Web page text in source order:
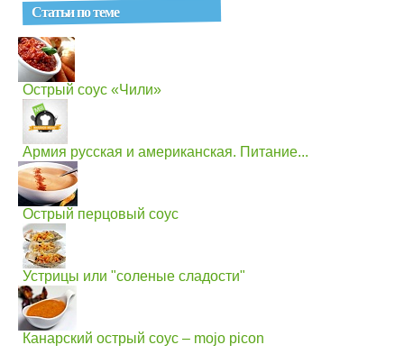
Статьи по теме
Острый соус «Чили»
Армия русская и американская. Питание...
Острый перцовый соус
Устрицы или "соленые сладости"
Канарский острый соус – mojo picon